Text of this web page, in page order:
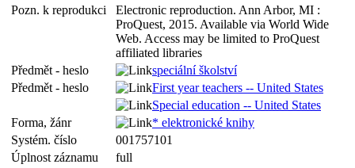
Pozn. k reprodukci
Electronic reproduction. Ann Arbor, MI :
ProQuest, 2015. Available via World Wide
Web. Access may be limited to ProQuest
affiliated libraries
Předmět - heslo
speciální školství
Předmět - heslo
First year teachers -- United States
Special education -- United States
Forma, žánr
* elektronické knihy
Systém. číslo
001757101
Úplnost záznamu
full